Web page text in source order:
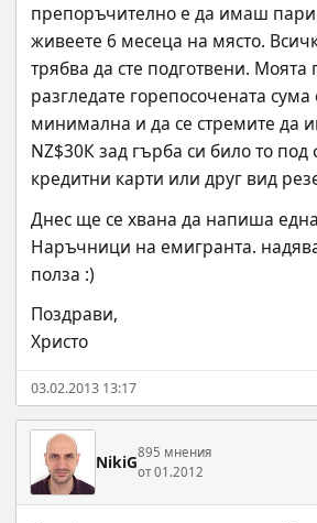
препоръчително е да имаш пари
живеете 6 месеца на място.
трябва да сте подготвени.
разгледате горепосочената сума
минимална и да се стремите да
NZ$30К зад гърба си било то
кредитни карти или друг вид
Днес ще се хвана да напиша
Наръчници на емигранта.
полза :)
Поздрави,
Христо
03.02.2013 13:17
NikiG895 мнения
от 01.2012